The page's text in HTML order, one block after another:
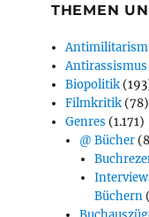
THEMEN
Antirassismus
Biopolitik
Filmkritik (78)
Genres (1.171)
@ Bücher
Büchern